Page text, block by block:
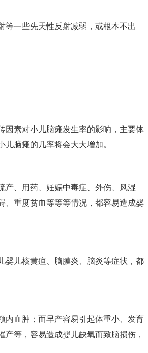
一些先天性反射减弱，或根本不出
素对小儿脑瘫发生率的影响，主要体
脑瘫的几率将会大大增加。
、用药、妊娠中毒症、外伤、风湿
、重度贫血等等等情况，都容易造成婴
儿核黄疸、脑膜炎、脑炎等症状，都
血肿；而早产容易引起体重小、发育
等，容易造成婴儿缺氧而致脑损伤，